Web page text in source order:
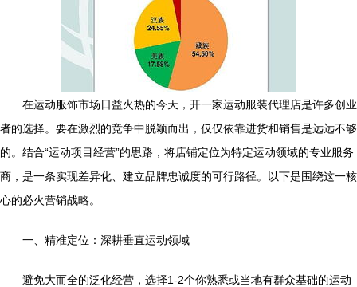
在运动服饰市场日益火热的今天，开一家运动服装代理店是许多创业
者的选择。要在激烈的竞争中脱颖而出，仅仅依靠进货和销售是远远不够
的。结合“运动项目经营”的思路，将店铺定位为特定运动领域的专业服务
商，是一条实现差异化、建立品牌忠诚度的可行路径。以下是围绕这一核
心的必火营销战略。
一、精准定位：深耕垂直运动领域
避免大而全的泛化经营，选择1-2个你熟悉或当地有群众基础的运动